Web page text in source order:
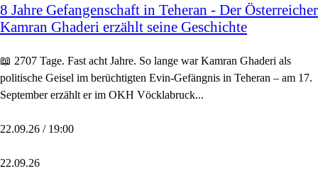
8 Jahre Gefangenschaft in Teheran - Der Österreicher
Kamran Ghaderi erzählt seine Geschichte
📖 2707 Tage. Fast acht Jahre. So lange war Kamran Ghaderi als
politische Geisel im berüchtigten Evin-Gefängnis in Teheran – am 17.
September erzählt er im OKH Vöcklabruck...
22.09.26 / 19:00
22.09.26